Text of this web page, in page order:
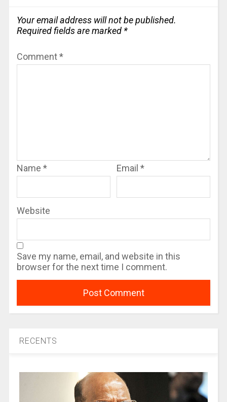
Your email address will not be published.
Required fields are marked *
Comment*
Name * Email *
Website
Save my name, email, and website in this
browser for the next time I comment.
RECENTS